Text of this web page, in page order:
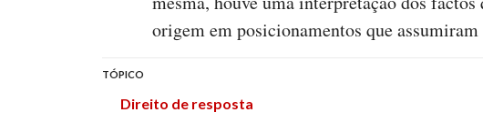
origem em posicionamentos que assumiram
TÓPICO
Direito de resposta